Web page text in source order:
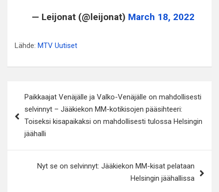
— Leijonat (@leijonat) March 18, 2022
Lähde: MTV Uutiset
selaus
Paikkaajat Venäjälle ja Valko-Venäjälle on mahdollisesti
selvinnyt – Jääkiekon MM-kotikisojen pääsihteeri:
Toiseksi kisapaikaksi on mahdollisesti tulossa Helsingin
jäähalli
Nyt se on selvinnyt: Jääkiekon MM-kisat pelataan
Helsingin jäähallissa